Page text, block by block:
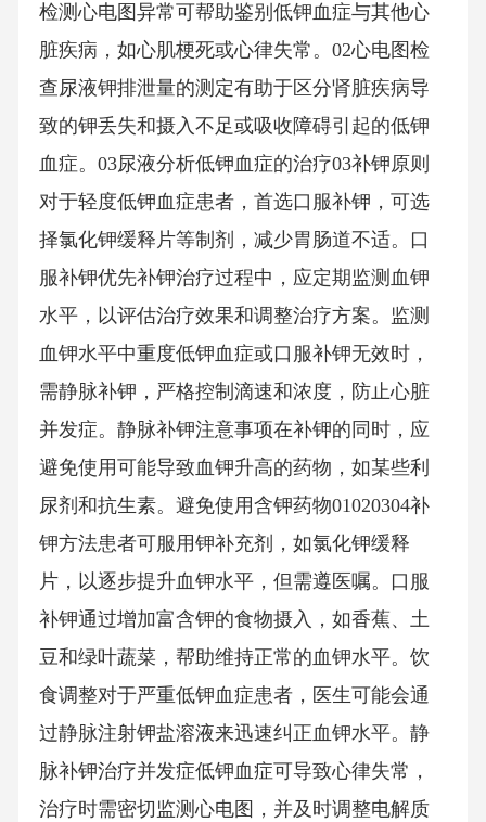
检测心电图异常可帮助鉴别低钾血症与其他心
脏疾病，如心肌梗死或心律失常。02心电图检
查尿液钾排泄量的测定有助于区分肾脏疾病导
致的钾丢失和摄入不足或吸收障碍引起的低钾
血症。03尿液分析低钾血症的治疗03补钾原则
对于轻度低钾血症患者，首选口服补钾，可选
择氯化钾缓释片等制剂，减少胃肠道不适。口
服补钾优先补钾治疗过程中，应定期监测血钾
水平，以评估治疗效果和调整治疗方案。监测
血钾水平中重度低钾血症或口服补钾无效时，
需静脉补钾，严格控制滴速和浓度，防止心脏
并发症。静脉补钾注意事项在补钾的同时，应
避免使用可能导致血钾升高的药物，如某些利
尿剂和抗生素。避免使用含钾药物01020304补
钾方法患者可服用钾补充剂，如氯化钾缓释
片，以逐步提升血钾水平，但需遵医嘱。口服
补钾通过增加富含钾的食物摄入，如香蕉、土
豆和绿叶蔬菜，帮助维持正常的血钾水平。饮
食调整对于严重低钾血症患者，医生可能会通
过静脉注射钾盐溶液来迅速纠正血钾水平。静
脉补钾治疗并发症低钾血症可导致心律失常，
治疗时需密切监测心电图，并及时调整电解质